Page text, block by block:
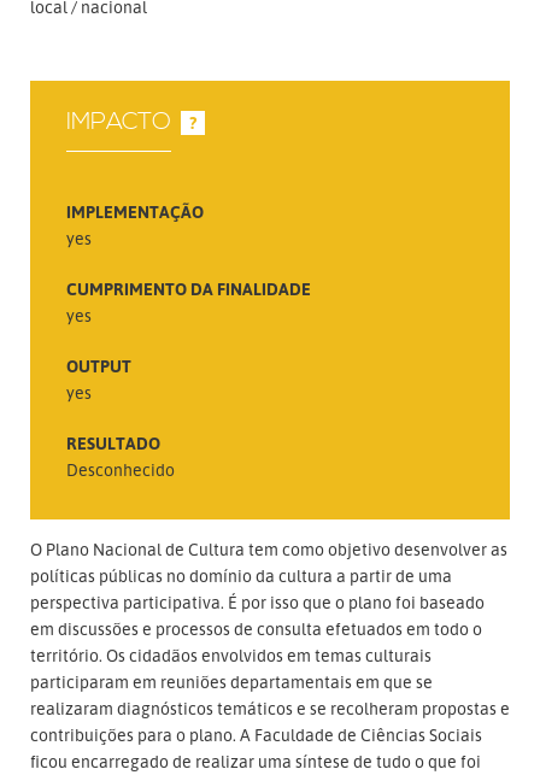
local
nacional
IMPACTO ?
IMPLEMENTAÇÃO
yes
CUMPRIMENTO DA FINALIDADE
yes
OUTPUT
yes
RESULTADO
Desconhecido
O Plano Nacional de Cultura tem como objetivo desenvolver as
políticas públicas no domínio da cultura a partir de uma
perspectiva participativa. É por isso que o plano foi baseado
em discussões e processos de consulta efetuados em todo o
território. Os cidadãos envolvidos em temas culturais
participaram em reuniões departamentais em que se
realizaram diagnósticos temáticos e se recolheram propostas e
contribuições para o plano. A Faculdade de Ciências Sociais
ficou encarregado de realizar uma síntese de tudo o que foi